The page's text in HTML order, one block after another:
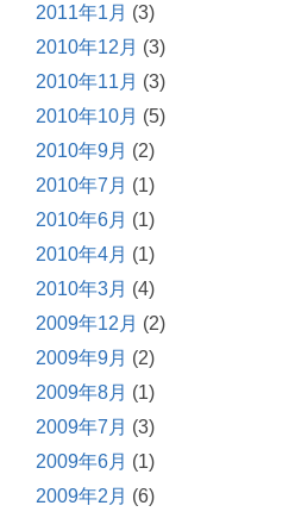
2011年1月 (3)
2010年12月 (3)
2010年11月 (3)
2010年10月 (5)
2010年9月 (2)
2010年7月 (1)
2010年6月 (1)
2010年4月 (1)
2010年3月 (4)
2009年12月 (2)
2009年9月 (2)
2009年8月 (1)
2009年7月 (3)
2009年6月 (1)
2009年2月 (6)